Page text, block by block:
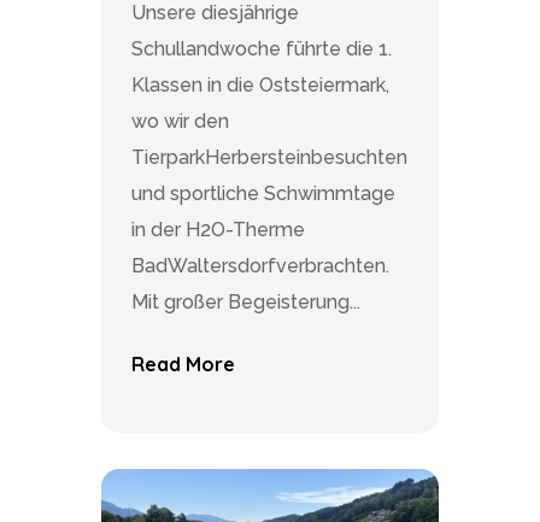
Unsere diesjährige
Schullandwoche führte die 1.
Klassen in die Oststeiermark,
wo wir den
TierparkHerbersteinbesuchten
und sportliche Schwimmtage
in der H2O-Therme
BadWaltersdorfverbrachten.
Mit großer Begeisterung...
Read More